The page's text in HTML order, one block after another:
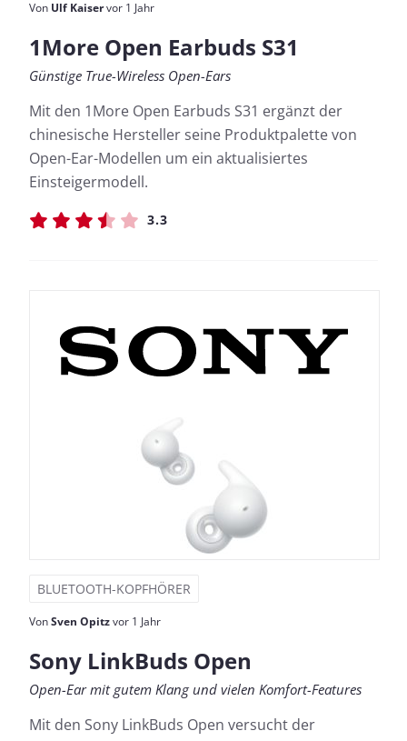
Von Ulf Kaiservor 1 Jahr
1More Open Earbuds S31
Günstige True-Wireless Open-Ears
Mit den 1More Open Earbuds S31 ergänzt der
chinesische Hersteller seine Produktpalette von
Open-Ear-Modellen um ein aktualisiertes
Einsteigermodell.
3.3
BLUETOOTH-KOPFHÖRER
VonSven Opitzvor 1 Jahr
Sony LinkBuds Open
Open-Ear mit gutem Klang und vielen Komfort-Features
Mit den Sony LinkBuds Open versucht der